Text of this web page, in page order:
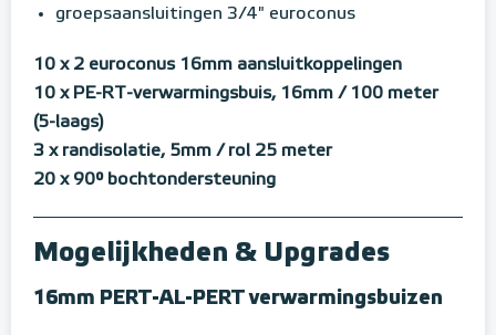
groepsaansluitingen 3/4" euroconus
10 x 2 euroconus 16mm aansluitkoppelingen
10 x PE-RT-verwarmingsbuis, 16mm / 100 meter
(5-laags)
3 x randisolatie, 5mm / rol 25 meter
20 x 90° bochtondersteuning
Mogelijkheden & Upgrades
16mm PERT-AL-PERT verwarmingsbuizen